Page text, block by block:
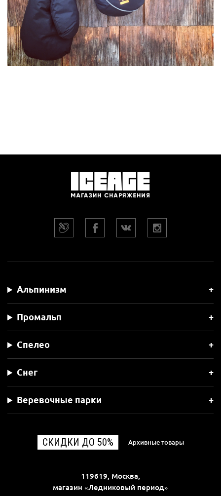
Альпинизм
Промальп
Спелео
Снег
Веревочные парки
СКИДКИ ДО 50% Архивные товары
119619, Москва,
магазин «Ледниковый период»